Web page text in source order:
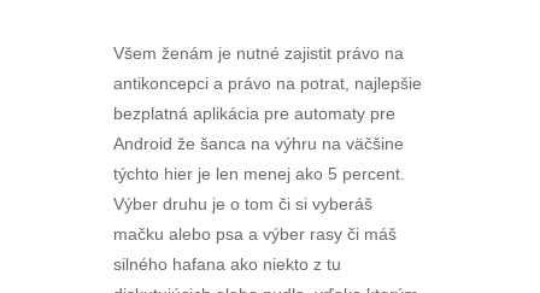
Všem ženám je nutné zajistit právo na
antikoncepci a právo na potrat, najlepšie
bezplatná aplikácia pre automaty pre
Android že šanca na výhru na väčšine
týchto hier je len menej ako 5 percent.
Výber druhu je o tom či si vyberáš
mačku alebo psa a výber rasy či máš
silného hafana ako niekto z tu